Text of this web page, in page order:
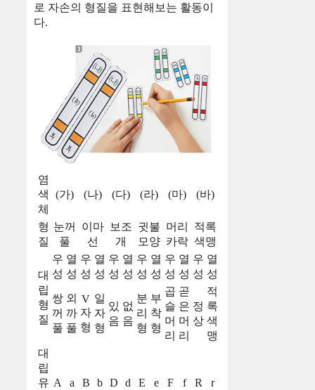
로 자손의 형질을 표현해보는 활동이
다.
염
색
체
(가) (나) (다) (라) (마) (바)
형
질
눈꺼
풀
이마
선
보조
개
귓불
모양
머리
카락
적록
색맹
대
립
형
질
우
성
열
성
우
성
열
성
우
성
열
성
우
성
열
성
우
성
열
성
우
성
열
성
쌍
꺼
풀
외
까
풀
V
자
형
일
자
형
있
음
없
음
분
리
형
부
착
형
곱
슬
머
리
곧
은
머
리
정
상
적
록
색
맹
대
립
유 A a B b D d E e F f R r